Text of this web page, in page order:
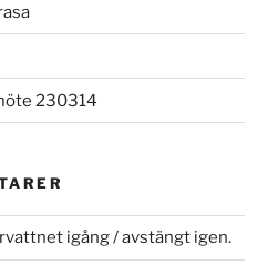
230314
igång / avstängt igen.